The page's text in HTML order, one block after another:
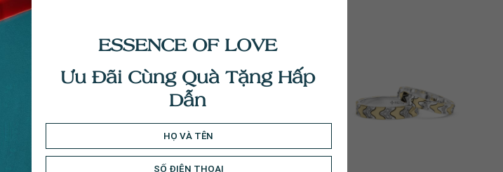
ESSENCE OF LOVE
Ưu Đãi Cùng Quà Tặng Hấp
Dẫn